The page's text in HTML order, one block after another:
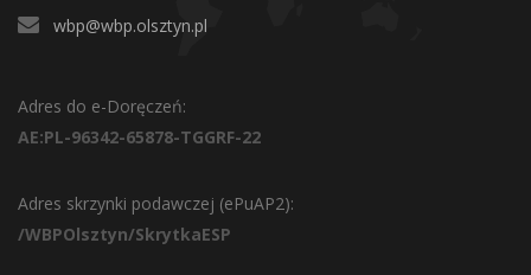
wbp@wbp.olsztyn.pl
Adres do e-Doręczeń:
AE:PL-96342-65878-TGGRF-22
Adres skrzynki podawczej (ePuAP2):
/WBPOlsztyn/SkrytkaESP